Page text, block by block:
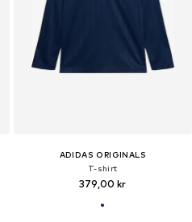
ADIDAS ORIGINALS
T-shirt
379,00 kr